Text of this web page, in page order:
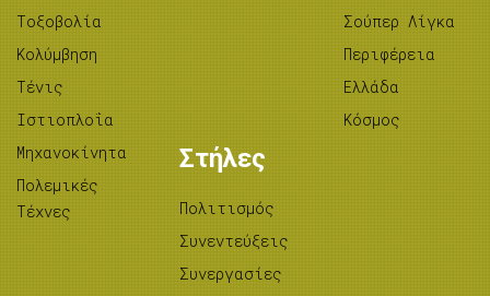
Tοξοβολία
Κολύμβηση
Τένις
Ιστιοπλοΐα
Μηχανοκίνητα
Πολεμικές
Τέχνες
Σούπερ Λίγκα
Περιφέρεια
Ελλάδα
Κόσμος
Στήλες
Πολιτισμός
Συνεντεύξεις
Συνεργασίες